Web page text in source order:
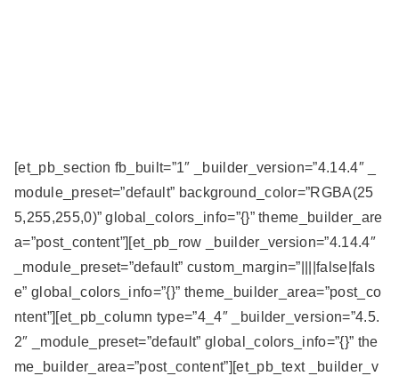
[et_pb_section fb_built=”1″ _builder_version=”4.14.4″ _
module_preset=”default” background_color=”RGBA(25
5,255,255,0)” global_colors_info=”{}” theme_builder_are
a=”post_content”][et_pb_row _builder_version=”4.14.4″
_module_preset=”default” custom_margin=”||||false|fals
e” global_colors_info=”{}” theme_builder_area=”post_co
ntent”][et_pb_column type=”4_4″ _builder_version=”4.5.
2″ _module_preset=”default” global_colors_info=”{}” the
me_builder_area=”post_content”][et_pb_text _builder_v